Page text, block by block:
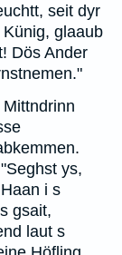
seit dyr
Künig, glaaub
Dös Ander
ys,
i s
gsait,
laut s